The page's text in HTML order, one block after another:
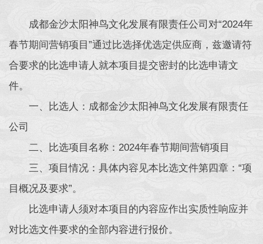
成都金沙太阳神鸟文化发展有限责任公司对“2024年
春节期间营销项目”通过比选择优选定供应商，兹邀请符
合要求的比选申请人就本项目提交密封的比选申请文
件。
一、比选人：成都金沙太阳神鸟文化发展有限责任
公司
二、比选项目名称：2024年春节期间营销项目
三、项目情况：具体内容见本比选文件第四章：“项
目概况及要求”。
比选申请人须对本项目的内容应作出实质性响应并
对比选文件要求的全部内容进行报价。